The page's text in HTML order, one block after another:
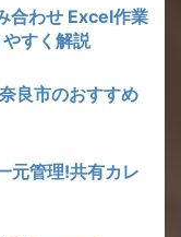
合わせ Excel作業
すく解説
良市のおすすめ
元管理!共有カレ